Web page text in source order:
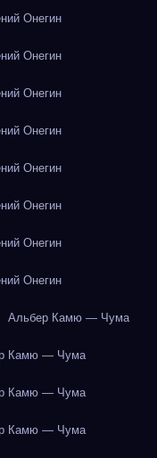
Онегин
Онегин
Онегин
Онегин
Онегин
Онегин
Онегин
Онегин
Альбер Камю — Чума
Камю — Чума
Камю — Чума
Камю — Чума